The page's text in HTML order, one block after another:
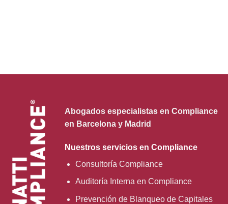
Abogados especialistas en Compliance
en Barcelona y Madrid
Nuestros servicios en Compliance
Consultoría Compliance
Auditoría Interna en Compliance
Prevención de Blanqueo de Capitales